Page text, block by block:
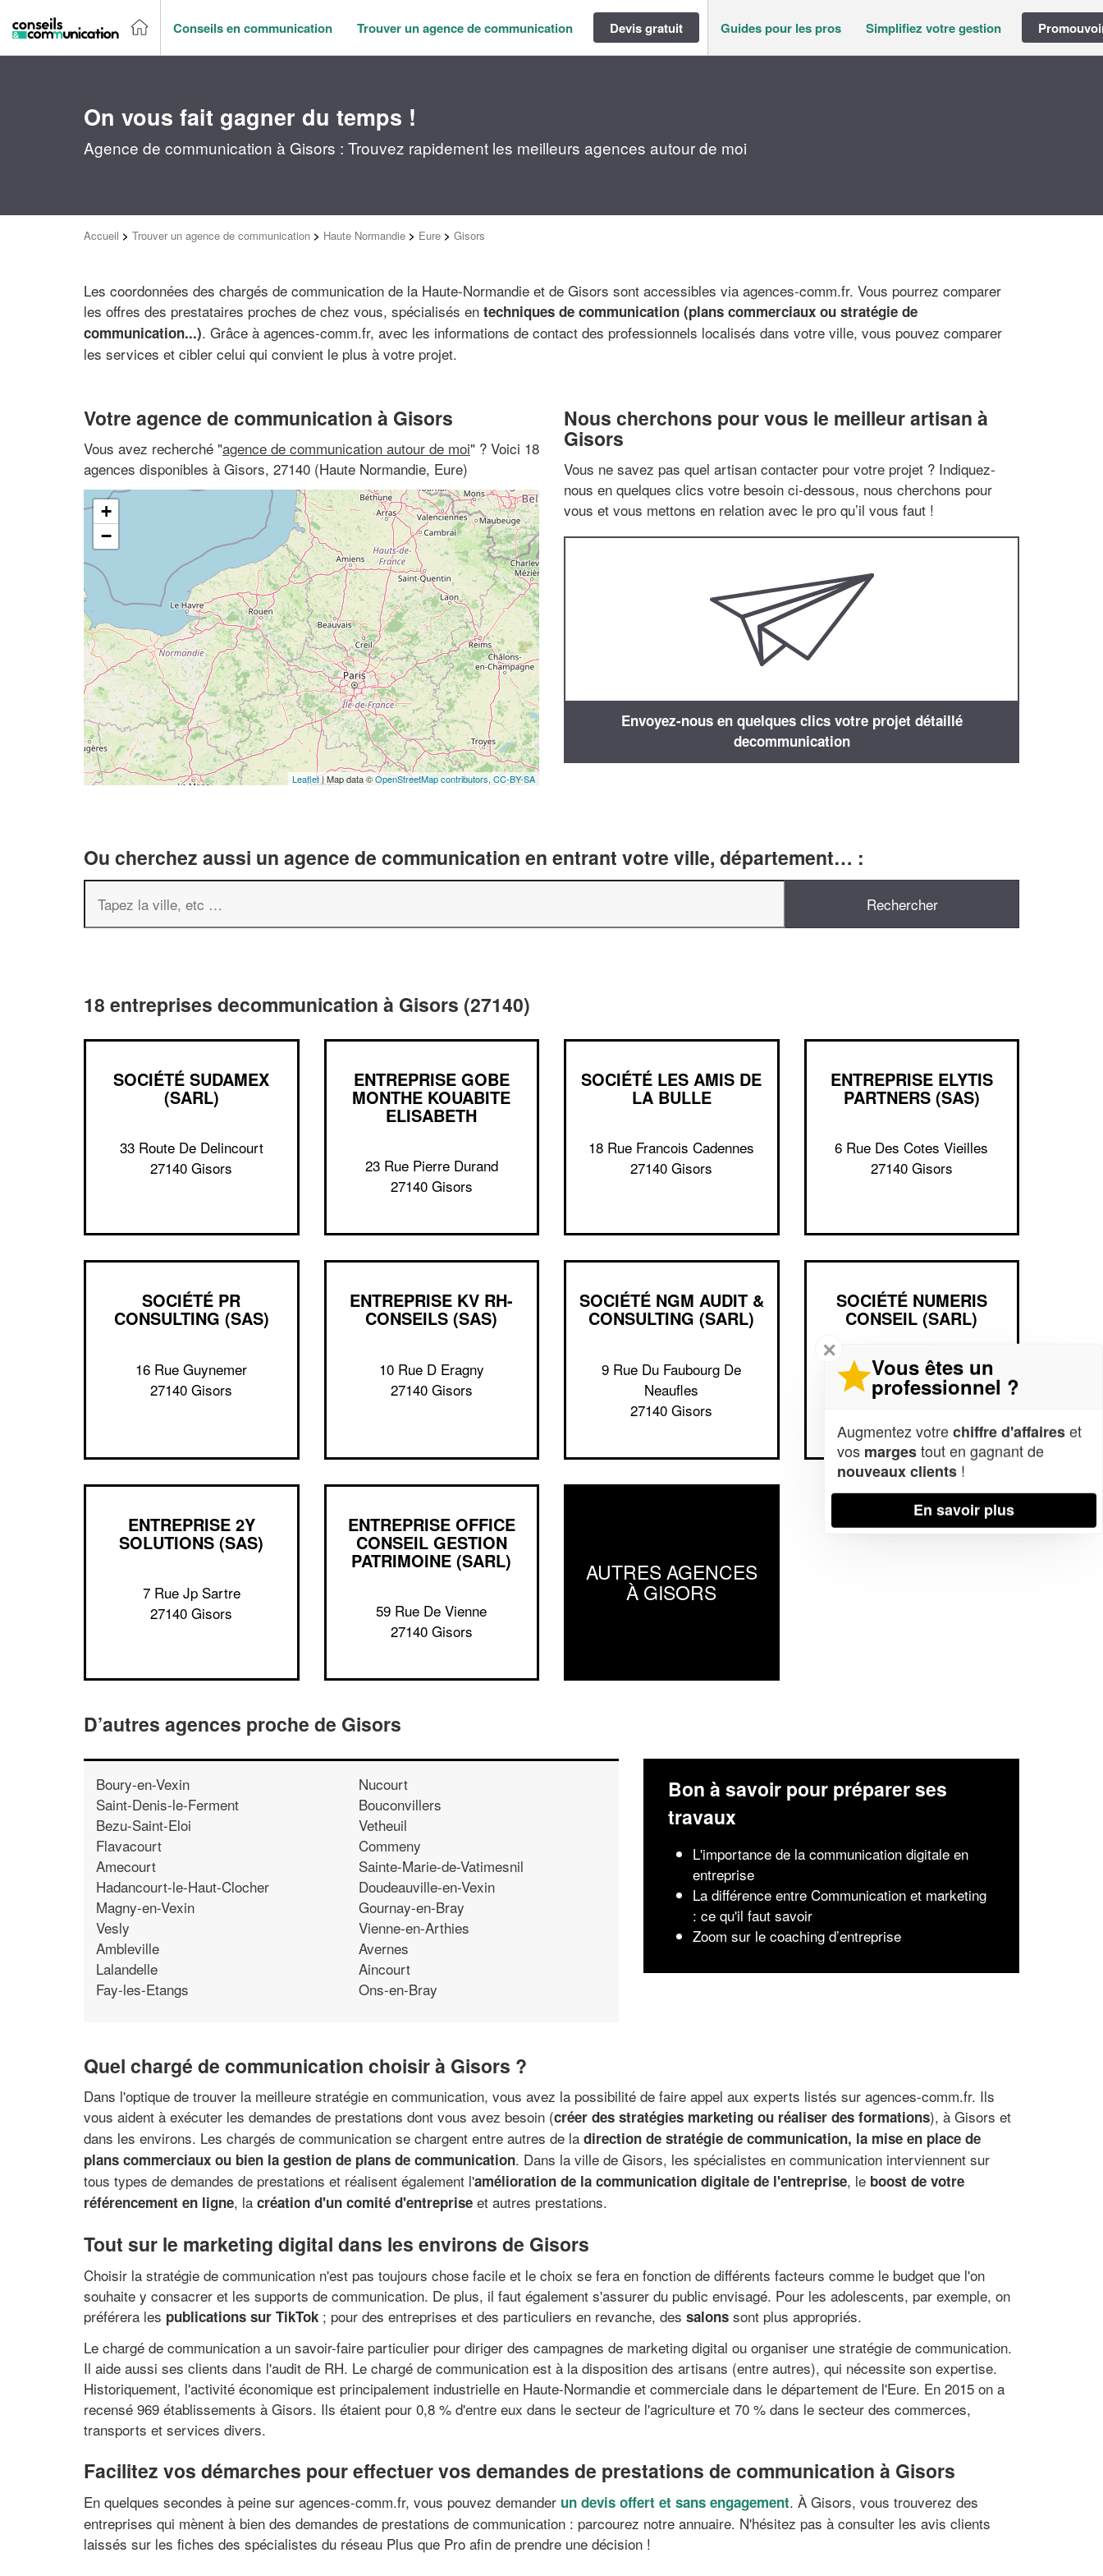
Conseils en communication Trouver un agence de communication Devis gratuit Guides pour les pros Simplifiez votre gestion
On vous fait gagner du temps !
Agence de communication à Gisors : Trouvez rapidement les meilleurs agences autour de moi
Accueil > Trouver un agence de communication > Haute Normandie > Eure > Gisors
Les coordonnées des chargés de communication de la Haute-Normandie et de Gisors sont accessibles via agences-comm.fr. Vous pourrez comparer
les offres des prestataires proches de chez vous, spécialisés en techniques de communication (plans commerciaux ou stratégie de
communication...). Grâce à agences-comm.fr, avec les informations de contact des professionnels localisés dans votre ville, vous pouvez comparer
les services et cibler celui qui convient le plus à votre projet.
Votre agence de communication à Gisors
Vous avez recherché "agence de communication autour de moi" ? Voici 18
agences disponibles à Gisors, 27140 (Haute Normandie, Eure)
+
−
Leaflet| Map data ©OpenStreetMap contributors, CC-BY-SA
Nous cherchons pour vous le meilleur artisan à
Gisors
Vous ne savez pas quel artisan contacter pour votre projet ? Indiquez-
nous en quelques clics votre besoin ci-dessous, nous cherchons pour
vous et vous mettons en relation avec le pro qu’il vous faut !
Envoyez-nous en quelques clics votre projet détaillé
decommunication
Ou cherchez aussi un agence de communication en entrant votre ville, département… :
18 entreprises decommunication à Gisors (27140)
SOCIÉTÉ SUDAMEX
(SARL)
33 Route De Delincourt
27140 Gisors
ENTREPRISE GOBE
MONTHE KOUABITE
ELISABETH
23 Rue Pierre Durand
27140 Gisors
SOCIÉTÉ LES AMIS DE
LA BULLE
18 Rue Francois Cadennes
27140 Gisors
ENTREPRISE ELYTIS
PARTNERS (SAS)
6 Rue Des Cotes Vieilles
27140 Gisors
SOCIÉTÉ PR
CONSULTING (SAS)
16 Rue Guynemer
27140 Gisors
ENTREPRISE KV RH-
CONSEILS (SAS)
10 Rue D Eragny
27140 Gisors
SOCIÉTÉ NGM AUDIT &
CONSULTING (SARL)
9 Rue Du Faubourg De
Neaufles
27140 Gisors
SOCIÉTÉ NUMERIS
CONSEIL (SARL)
9 Rue Du Faubourg De
Neaufles
ENTREPRISE 2Y
SOLUTIONS (SAS)
7 Rue Jp Sartre
27140 Gisors
ENTREPRISE OFFICE
CONSEIL GESTION
PATRIMOINE (SARL)
59 Rue De Vienne
27140 Gisors
AUTRES AGENCES
À GISORS
D’autres agences proche de Gisors
Boury-en-Vexin
Saint-Denis-le-Ferment
Bezu-Saint-Eloi
Flavacourt
Amecourt
Hadancourt-le-Haut-Clocher
Magny-en-Vexin
Vesly
Ambleville
Lalandelle
Fay-les-Etangs
Nucourt
Bouconvillers
Vetheuil
Commeny
Sainte-Marie-de-Vatimesnil
Doudeauville-en-Vexin
Gournay-en-Bray
Vienne-en-Arthies
Avernes
Aincourt
Ons-en-Bray
Bon à savoir pour préparer ses
travaux
L'importance de la communication digitale en
entreprise
La différence entre Communication et marketing
: ce qu'il faut savoir
Zoom sur le coaching d’entreprise
Quel chargé de communication choisir à Gisors ?
Dans l'optique de trouver la meilleure stratégie en communication, vous avez la possibilité de faire appel aux experts listés sur agences-comm.fr. Ils
vous aident à exécuter les demandes de prestations dont vous avez besoin (créer des stratégies marketing ou réaliser des formations), à Gisors et
dans les environs. Les chargés de communication se chargent entre autres de la direction de stratégie de communication, la mise en place de
plans commerciaux ou bien la gestion de plans de communication. Dans la ville de Gisors, les spécialistes en communication interviennent sur
tous types de demandes de prestations et réalisent également l'amélioration de la communication digitale de l'entreprise, le boost de votre
référencement en ligne, la création d'un comité d'entreprise et autres prestations.
Tout sur le marketing digital dans les environs de Gisors
Choisir la stratégie de communication n'est pas toujours chose facile et le choix se fera en fonction de différents facteurs comme le budget que l'on
souhaite y consacrer et les supports de communication. De plus, il faut également s'assurer du public envisagé. Pour les adolescents, par exemple, on
préférera les publications sur TikTok ; pour des entreprises et des particuliers en revanche, des salons sont plus appropriés.
Le chargé de communication a un savoir-faire particulier pour diriger des campagnes de marketing digital ou organiser une stratégie de communication.
Il aide aussi ses clients dans l'audit de RH. Le chargé de communication est à la disposition des artisans (entre autres), qui nécessite son expertise.
Historiquement, l'activité économique est principalement industrielle en Haute-Normandie et commerciale dans le département de l'Eure. En 2015 on a
recensé 969 établissements à Gisors. Ils étaient pour 0,8 % d'entre eux dans le secteur de l'agriculture et 70 % dans le secteur des commerces,
transports et services divers.
Facilitez vos démarches pour effectuer vos demandes de prestations de communication à Gisors
En quelques secondes à peine sur agences-comm.fr, vous pouvez demander un devis offert et sans engagement. À Gisors, vous trouverez des
entreprises qui mènent à bien des demandes de prestations de communication : parcourez notre annuaire. N'hésitez pas à consulter les avis clients
laissés sur les fiches des spécialistes du réseau Plus que Pro afin de prendre une décision !
✕
Vous êtes un
professionnel ?
Augmentez votrechiffre d'affaireset
vos margestout en gagnant de
nouveaux clients !
En savoir plus